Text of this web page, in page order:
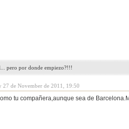
pero por donde empiezo?!!!
27 de November de 2011, 19:50
tu compañera,aunque sea de